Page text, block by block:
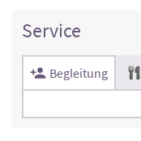
Service
Begleitung